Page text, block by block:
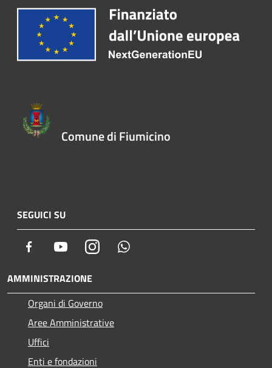
Comune di Fiumicino
SEGUICI SU
Facebook YoutubeInstagram
AMMINISTRAZIONE
Organi di Governo
Aree Amministrative
Uffici
Enti e fondazioni